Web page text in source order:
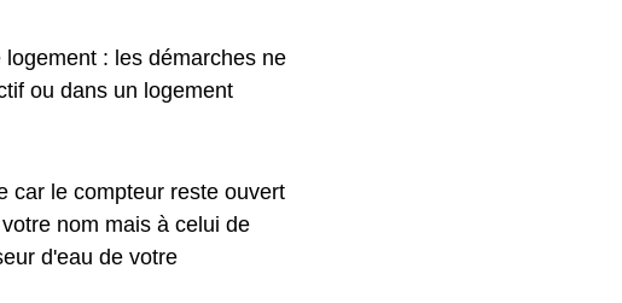
: les démarches ne
ou dans un logement
car le compteur reste ouvert
nom mais à celui de
d'eau de votre